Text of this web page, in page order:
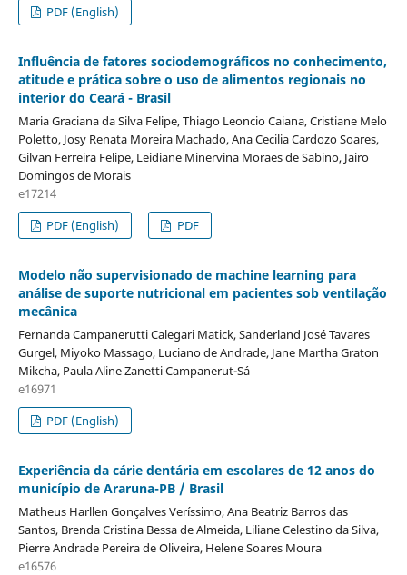
PDF (English)
Influência de fatores sociodemográficos no conhecimento,
atitude e prática sobre o uso de alimentos regionais no
interior do Ceará - Brasil
Maria Graciana da Silva Felipe, Thiago Leoncio Caiana, Cristiane Melo
Poletto, Josy Renata Moreira Machado, Ana Cecilia Cardozo Soares,
Gilvan Ferreira Felipe, Leidiane Minervina Moraes de Sabino, Jairo
Domingos de Morais
e17214
PDF (English)
PDF
Modelo não supervisionado de machine learning para
análise de suporte nutricional em pacientes sob ventilação
mecânica
Fernanda Campanerutti Calegari Matick, Sanderland José Tavares
Gurgel, Miyoko Massago, Luciano de Andrade, Jane Martha Graton
Mikcha, Paula Aline Zanetti Campanerut-Sá
e16971
PDF (English)
Experiência da cárie dentária em escolares de 12 anos do
município de Araruna-PB / Brasil
Matheus Harllen Gonçalves Veríssimo, Ana Beatriz Barros das
Santos, Brenda Cristina Bessa de Almeida, Liliane Celestino da Silva,
Pierre Andrade Pereira de Oliveira, Helene Soares Moura
e16576